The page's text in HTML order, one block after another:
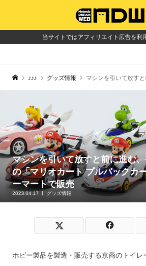
当サイトではアフィリエイト広告を利
♪♪♪ グッズ情報 マシンを引いて放すと前に進む、手のひらサイズの「マリ
マシンを引いて放すと前に進む
の「マリオカート プルバックカ
ーマートで販売
2023.04.17 グッズ情報
ホビー製品を製造・販売する京商のトイレ